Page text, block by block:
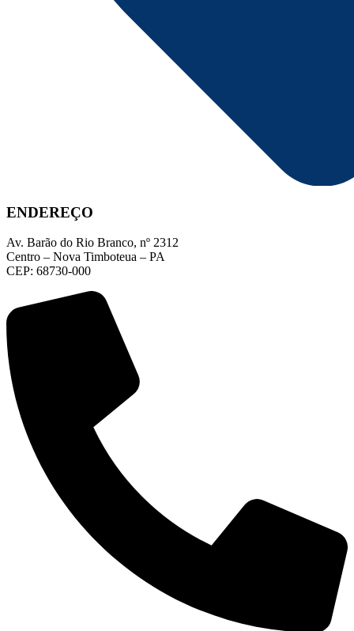
ENDEREÇO
Av. Barão do Rio Branco, nº 2312
Centro – Nova Timboteua – PA
CEP: 68730-000